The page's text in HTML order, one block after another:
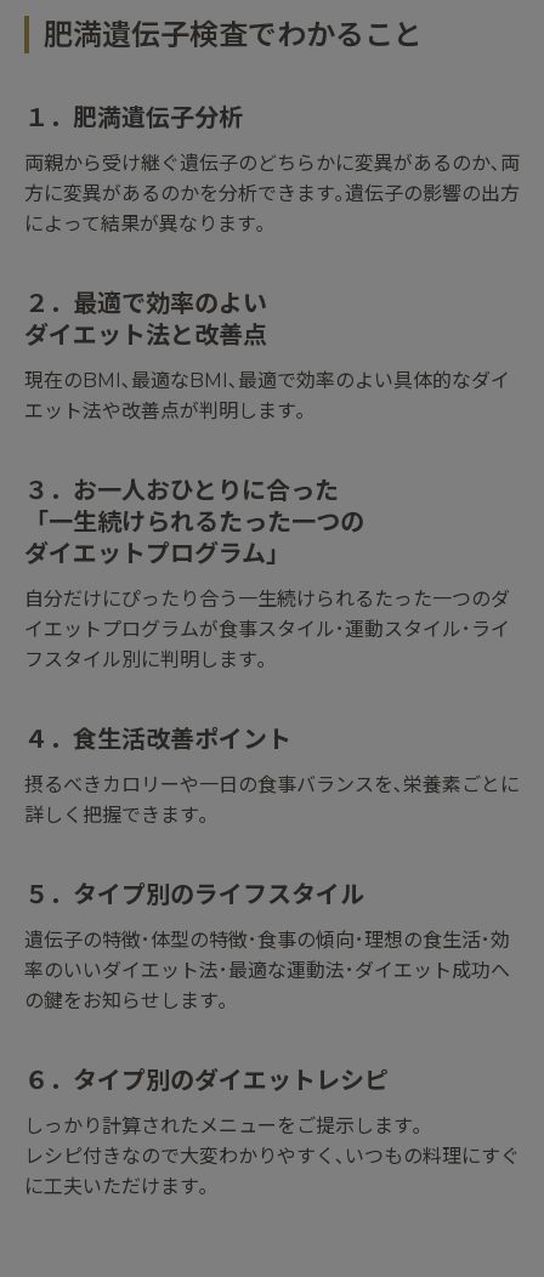
肥満遺伝子検査でわかること
１．肥満遺伝子分析
両親から受け継ぐ遺伝子のどちらかに変異があるのか､両
方に変異があるのかを分析できます｡ 遺伝子の影響の出方
によって結果が異なります｡
２．最適で効率のよい
ダイエット法と改善点
現在のBMI､最適なBMI､最適で効率のよい具体的なダイ
エット法や改善点が判明します｡
３．お一人おひとりに合った
「一生続けられるたった一つの
ダイエットプログラム」
自分だけにぴったり合う一生続けられるたった一つのダ
イエットプログラムが食事スタイル･運動スタイル･ライ
フスタイル別に判明します｡
４．食生活改善ポイント
摂るべきカロリーや一日の食事バランスを､栄養素ごとに
詳しく把握できます｡
５．タイプ別のライフスタイル
遺伝子の特徴･体型の特徴･食事の傾向･理想の食生活･効
率のいいダイエット法･最適な運動法･ダイエット成功へ
の鍵をお知らせします｡
６．タイプ別のダイエットレシピ
しっかり計算されたメニューをご提示します｡
レシピ付きなので大変わかりやすく､いつもの料理にすぐ
に工夫いただけます｡